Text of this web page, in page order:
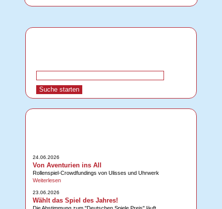
24.06.2026
Von Aventurien ins All
Rollenspiel-Crowdfundings von Ulisses und Uhrwerk
Weiterlesen
23.06.2026
Wählt das Spiel des Jahres!